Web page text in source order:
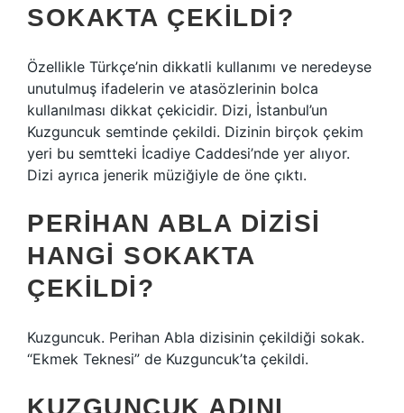
SOKAKTA ÇEKILDI?
Özellikle Türkçe’nin dikkatli kullanımı ve neredeyse
unutulmuş ifadelerin ve atasözlerinin bolca
kullanılması dikkat çekicidir. Dizi, İstanbul’un
Kuzguncuk semtinde çekildi. Dizinin birçok çekim
yeri bu semtteki İcadiye Caddesi’nde yer alıyor.
Dizi ayrıca jenerik müziğiyle de öne çıktı.
PERIHAN ABLA DIZISI
HANGI SOKAKTA
ÇEKILDI?
Kuzguncuk. Perihan Abla dizisinin çekildiği sokak.
“Ekmek Teknesi” de Kuzguncuk’ta çekildi.
KUZGUNCUK ADINI